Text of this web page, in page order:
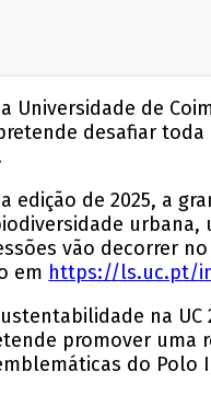
Universidade de
desafiar
edição de 2025, a
vão decorrer
em https://ls.uc.pt/
na
promover uma
do